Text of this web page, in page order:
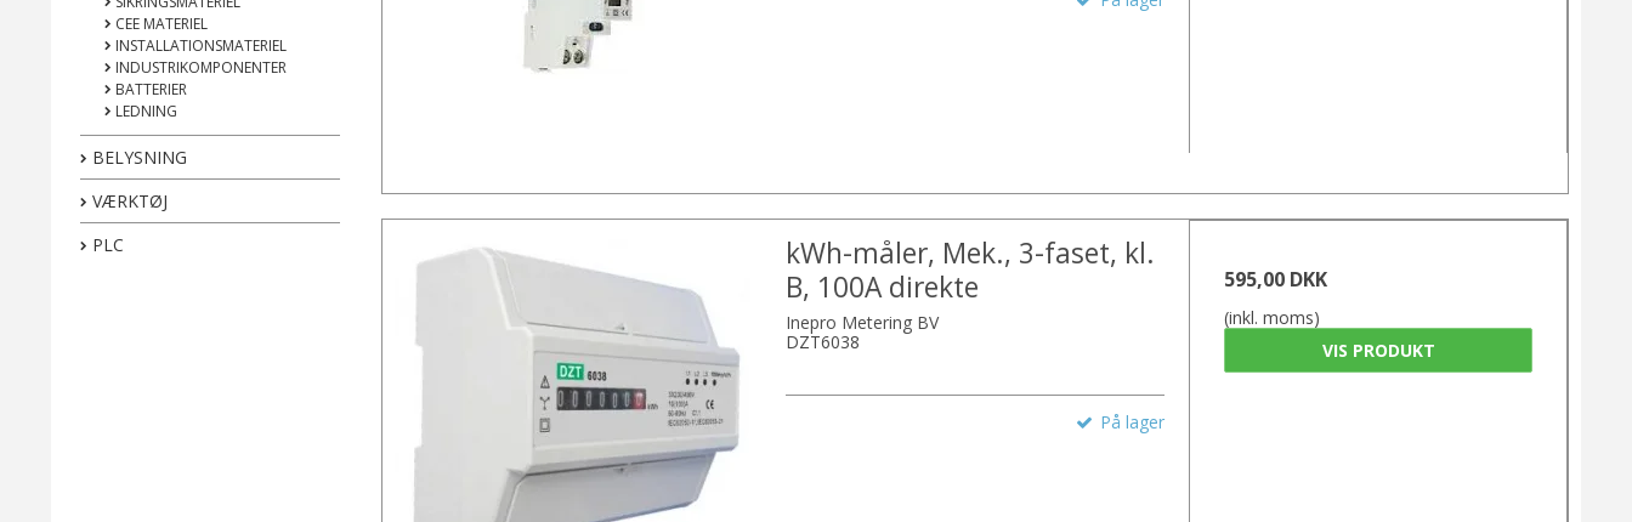
CEE MATERIEL
INSTALLATIONSMATERIEL
INDUSTRIKOMPONENTER
BATTERIER
LEDNING
BELYSNING
VÆRKTØJ
PLC
kWh-måler, Mek., 3-faset, kl.
B, 100A direkte
Inepro Metering BV
DZT6038
På lager
595,00 DKK
(inkl. moms)
VIS PRODUKT